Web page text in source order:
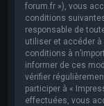
forum.fr »), vous
conditions
responsable de
utiliser et accéder à
conditions à
informer de ces
vérifier
participer à «
effectuées, vous